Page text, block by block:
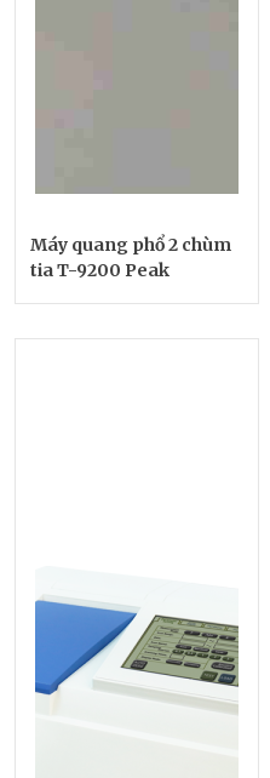
Máy quang phổ 2 chùm
tia T-9200 Peak